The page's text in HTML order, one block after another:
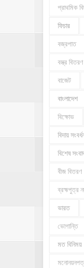
প্রাথমিক
ফিচার
বজ্রপাত
বস্ত্র বিতরণ
বাজেট
বাংলাদেশ
বিক্ষোভ
বিদায়
বিশেষ
বীজ বিতরণ
ব্রহ্মপুত্র
ভারত
ভোগান্তি
মত বিনিময়